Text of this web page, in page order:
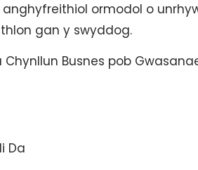
ormodol o
gan y swyddog.
Busnes pob
Da